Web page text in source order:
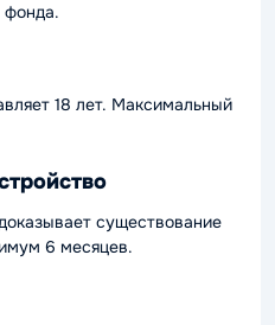
фонда.
18 лет. Максимальный
существование
6 месяцев.